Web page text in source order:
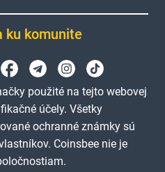
ku komunite
použité na tejto webovej
účely. Všetky
ochranné známky sú
Coinsbee nie je